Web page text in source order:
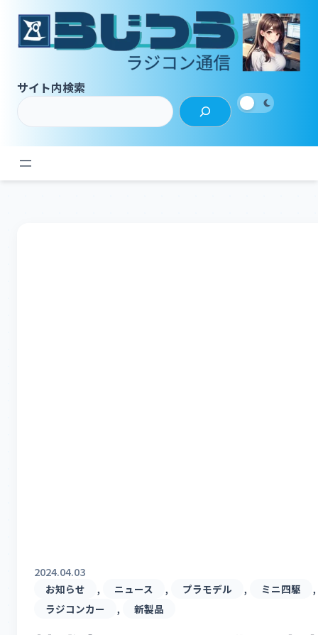
サイト内検索
2024.04.03
お知らせ , ニュース , プラモデル , ミニ四駆 ,
ラジコンカー , 新製品